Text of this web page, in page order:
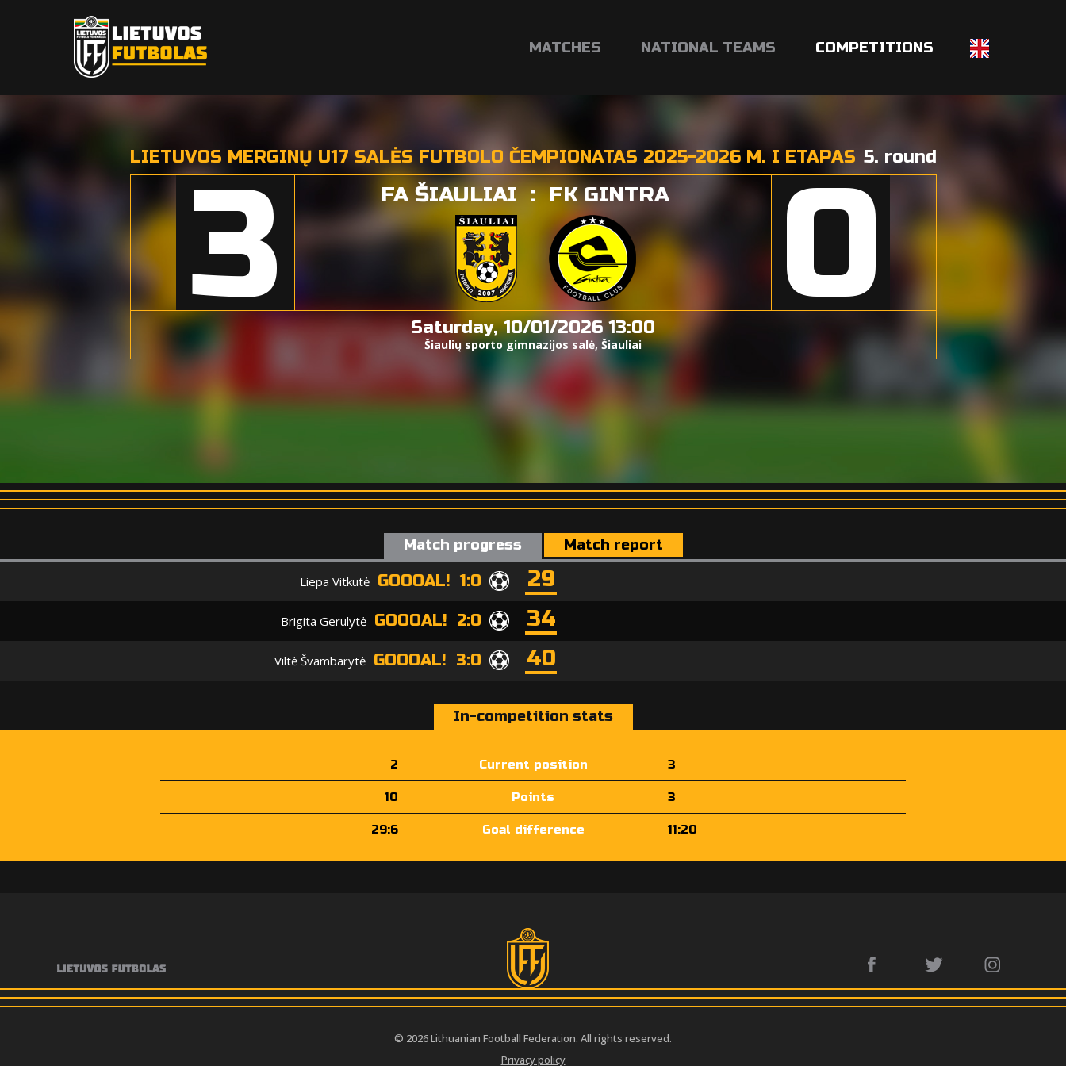
MATCHES NATIONAL TEAMS COMPETITIONS
LIETUVOS MERGINŲ U17 SALĖS FUTBOLO ČEMPIONATAS 2025-2026 M. I ETAPAS 5. round
3 FA ŠIAULIAI : FK GINTRA 0
Saturday, 10/01/2026 13:00
Šiaulių sporto gimnazijos salė, Šiauliai
Match progress Match report
Liepa Vitkutė GOOOAL! 1:0 29
Brigita Gerulytė GOOOAL! 2:0 34
Viltė Švambarytė GOOOAL! 3:0 40
In-competition stats
2 Current position 3
10 Points 3
29:6 Goal difference 11:20
© 2026 Lithuanian Football Federation. All rights reserved.
Privacy policy